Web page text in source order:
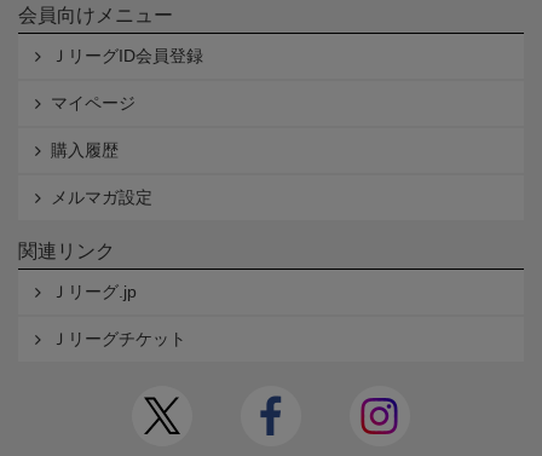
会員向けメニュー
ＪリーグID会員登録
マイページ
購入履歴
メルマガ設定
関連リンク
Ｊリーグ.jp
Ｊリーグチケット